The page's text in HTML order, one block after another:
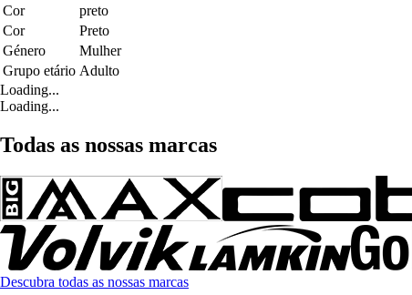
Cor
preto
Cor
Preto
Género
Mulher
Grupo etário Adulto
Loading...
Loading...
Todas as nossas marcas
Descubra todas as nossas marcas